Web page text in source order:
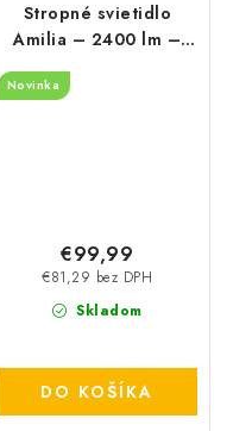
Stropné svietidlo
Amilia – 2400 lm –
3000, 4000, 6500 K –
LED 22 W – IP20
Novinka
Skladom
€81,29 bez DPH
€99,99
DO KOŠÍKA